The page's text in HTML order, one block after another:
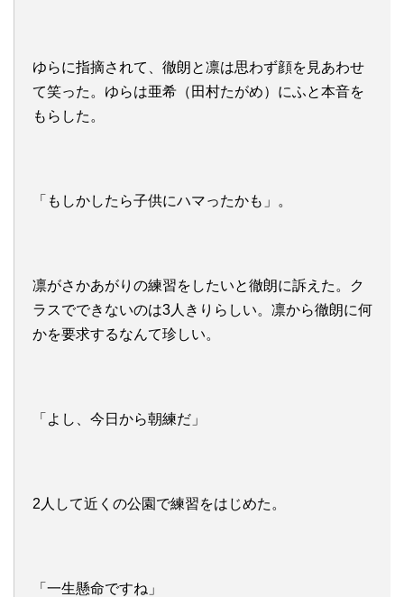
ゆらに指摘されて、徹朗と凛は思わず顔を見あわせ
て笑った。ゆらは亜希（田村たがめ）にふと本音を
もらした。
「もしかしたら子供にハマったかも」。
凛がさかあがりの練習をしたいと徹朗に訴えた。ク
ラスでできないのは3人きりらしい。凛から徹朗に何
かを要求するなんて珍しい。
「よし、今日から朝練だ」
2人して近くの公園で練習をはじめた。
「一生懸命ですね」